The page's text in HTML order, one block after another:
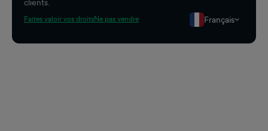
clients.
Faites valoir vos droitsNe pas vendre Français